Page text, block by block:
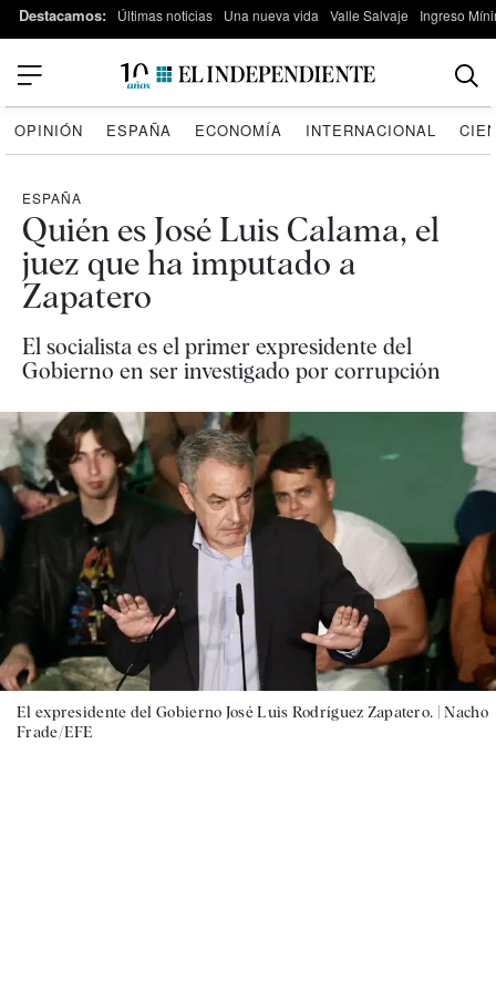
Destacamos: Últimas noticias Una nueva vida Valle Salvaje Ingreso
OPINIÓN ESPAÑA ECONOMÍA INTERNACIONAL
ESPAÑA
Quién es José Luis Calama, el
juez que ha imputado a
Zapatero
El socialista es el primer expresidente del
Gobierno en ser investigado por corrupción
El expresidente del Gobierno José Luis Rodríguez Zapatero. |Nacho
Frade/EFE